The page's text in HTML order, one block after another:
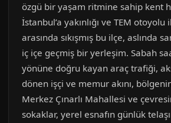
özgü bir yaşam ritmine sahip kent
İstanbul’a yakınlığı ve TEM
arasında sıkışmış bu ilçe, aslında
iç içe geçmiş bir yerleşim. Sabah
yönüne doğru kayan araç trafiği,
dönen işçi ve memur akını,
Merkez Çınarlı Mahallesi ve
sokaklar, yerel esnafın günlük